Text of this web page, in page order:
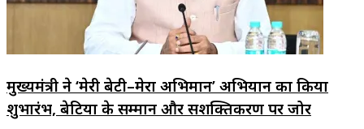
मुख्यमंत्री ने ‘मेरी बेटी–मेरा अभिमान’ अभियान का किया
शुभारंभ, बेटियों के सम्मान और सशक्तिकरण पर जोर